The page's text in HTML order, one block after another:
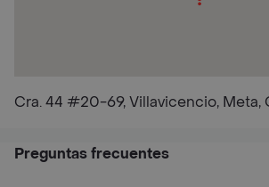
Cra. 44 #20-69, Villavicencio, Meta,
Preguntas frecuentes